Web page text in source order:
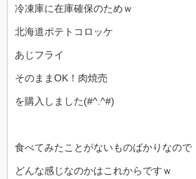
冷凍庫に在庫確保のためｗ
北海道ポテトコロッケ
あじフライ
そのままOK！肉焼売
を購入しました(#^.^#)
食べてみたことがないものばかりなので
どんな感じなのかはこれからですｗ